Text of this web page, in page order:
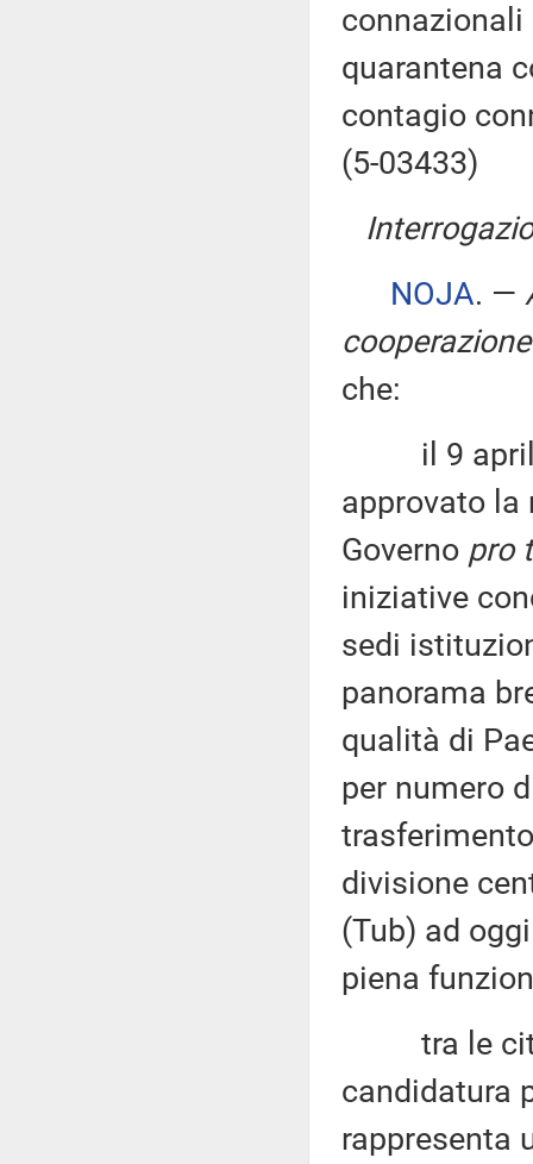
connazionali
quarantena
contagio
(5-03433)
NOJA. —
che:
il 9 aprile
approvato la
Governo pro
iniziative
sedi
panorama
qualità di
per numero
divisione
(Tub) ad
piena
tra le
candidatura
rappresenta